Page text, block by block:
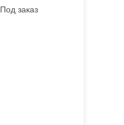
Под заказ